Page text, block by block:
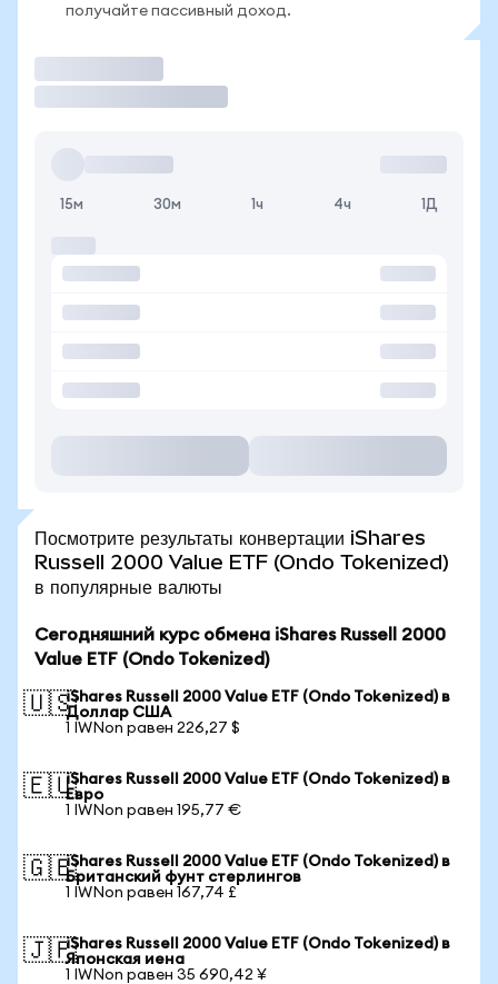
получайте пассивный доход.
15м 30м 1ч 4ч 1Д
Посмотрите результаты конвертации iShares
Russell 2000 Value ETF (Ondo Tokenized)
в популярные валюты
Сегодняшний курс обмена iShares Russell 2000
Value ETF (Ondo Tokenized)
🇺🇸iShares Russell 2000 Value ETF (Ondo Tokenized) в
Доллар США
1 IWNon равен 226,27 $
🇪🇺iShares Russell 2000 Value ETF (Ondo Tokenized) в
Евро
1 IWNon равен 195,77 €
🇬🇧iShares Russell 2000 Value ETF (Ondo Tokenized) в
Британский фунт стерлингов
1 IWNon равен 167,74 £
🇯🇵iShares Russell 2000 Value ETF (Ondo Tokenized) в
Японская иена
1 IWNon равен 35 690,42 ¥